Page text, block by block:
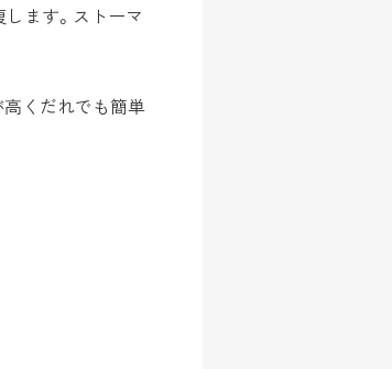
ます。ストーマ
くだれでも簡単